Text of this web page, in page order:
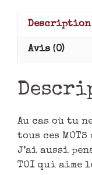
Description
Avis (0)
Au cas où tu
tous ces
J’ai aussi
TOI qui aime